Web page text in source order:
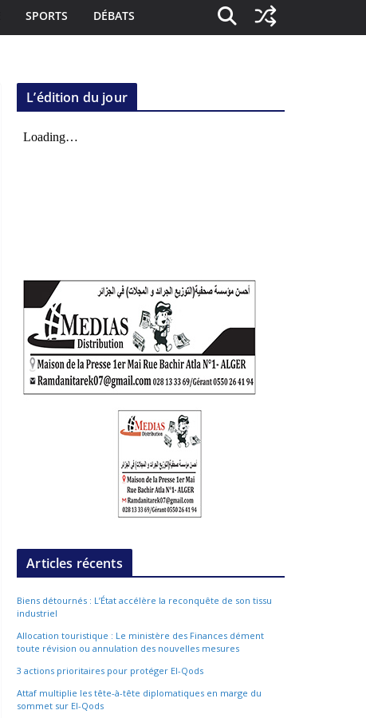
SPORTS DÉBATS
L’édition du jour
Articles récents
Biens détournés : L’État accélère la reconquête de son tissu
industriel
Allocation touristique : Le ministère des Finances dément
toute révision ou annulation des nouvelles mesures
3 actions prioritaires pour protéger El-Qods
Attaf multiplie les tête-à-tête diplomatiques en marge du
sommet sur El-Qods